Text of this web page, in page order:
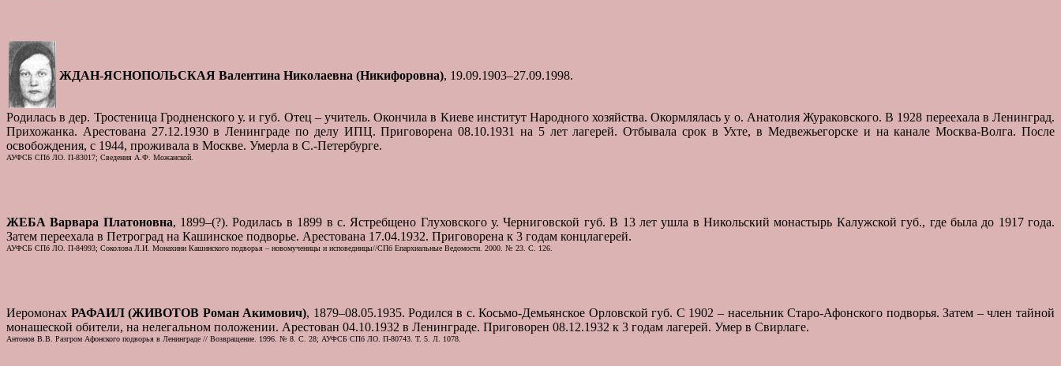
ЖДАН-ЯСНОПОЛЬСКАЯ Валентина Николаевна (Никифоровна), 19.09.1903–27.09.1998.
Родилась в дер. Тростеница Гродненского у. и губ. Отец – учитель. Окончила в Киеве институт Народного хозяйства. Окормлялась у о. Анатолия Жураковского. В 1928 переехала в Ленинград.
Прихожанка. Арестована 27.12.1930 в Ленинграде по делу ИПЦ. Приговорена 08.10.1931 на 5 лет лагерей. Отбывала срок в Ухте, в Медвежьегорске и на канале Москва-Волга. После
освобождения, с 1944, проживала в Москве. Умерла в С.-Петербурге.
АУФСБ СПб ЛО. П-83017; Сведения А.Ф. Можанской.
ЖЕБА Варвара Платоновна, 1899–(?). Родилась в 1899 в с. Ястребщено Глуховского у. Черниговской губ. В 13 лет ушла в Никольский монастырь Калужской губ., где была до 1917 года.
Затем переехала в Петроград на Кашинское подворье. Арестована 17.04.1932. Приговорена к 3 годам концлагерей.
АУФСБ СПб ЛО. П-84993; Соколова Л.И. Монахини Кашинского подворья – новомученицы и исповедницы//СПб Епархиальные Ведомости. 2000. № 23. С. 126.
Иеромонах РАФАИЛ (ЖИВОТОВ Роман Акимович), 1879–08.05.1935. Родился в с. Косьмо-Демьянское Орловской губ. С 1902 – насельник Старо-Афонского подворья. Затем – член тайной
монашеской обители, на нелегальном положении. Арестован 04.10.1932 в Ленинграде. Приговорен 08.12.1932 к 3 годам лагерей. Умер в Свирлаге.
Антонов В.В. Разгром Афонского подворья в Ленинграде // Возвращение. 1996. № 8. С. 28; АУФСБ СПб ЛО. П-80743. Т. 5. Л. 1078.